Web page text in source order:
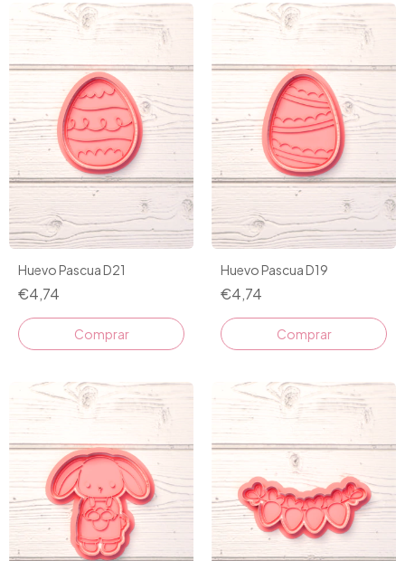
Huevo Pascua D21
€4,74
Comprar
Huevo Pascua D19
€4,74
Comprar